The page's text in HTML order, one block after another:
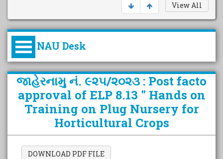
View All
NAU Desk
કુલપતિની પરિવર્તનકારી પહેલનું
વિહંગાવલોકન (ઓક્ટોબર ૨૦૨૦-૨૦૨૫)
Amalsad Chikoo Gets GI Tag:
Boost for Local Farmers and
Identity
જાહેરનામુ નં. ૯૨૫/૨૦૨૩ : Post facto
approval of ELP 8.13 " Hands on
Training on Plug Nursery for
Horticultural Crops
DOWNLOAD PDF FILE